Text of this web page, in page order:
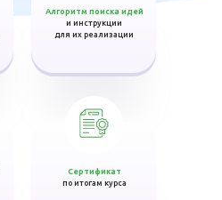
Алгоритм поиска идей
и инструкции
для их реализации
Сертификат
по итогам курса